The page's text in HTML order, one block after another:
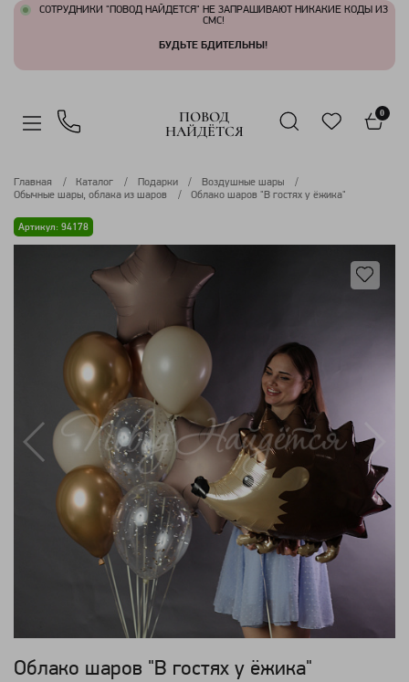
СОТРУДНИКИ "ПОВОД НАЙДЕТСЯ" НЕ ЗАПРАШИВАЮТ НИКАКИЕ КОДЫ ИЗ
СМС!
БУДЬТЕ БДИТЕЛЬНЫ!
ПОВОД
НАЙДЁТСЯ
0
Главная Каталог Подарки
Воздушные шары
Обычные шары, облака из шаров
Облако шаров "В гостях у ёжика"
Артикул: 94178
Облако шаров "В гостях у ёжика"